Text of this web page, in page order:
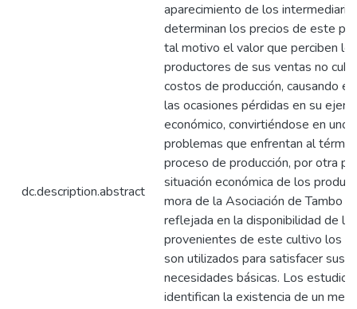
dc.description.abstract
aparecimiento de los
determinan los precios de este
tal motivo el valor que perciben los
productores de sus ventas no
costos de producción, causando
las ocasiones pérdidas en su
económico, convirtiéndose en uno
problemas que enfrentan al
proceso de producción, por otra
situación económica de los
mora de la Asociación de Tambo
reflejada en la disponibilidad de
provenientes de este cultivo los
son utilizados para satisfacer sus
necesidades básicas. Los
identifican la existencia de un